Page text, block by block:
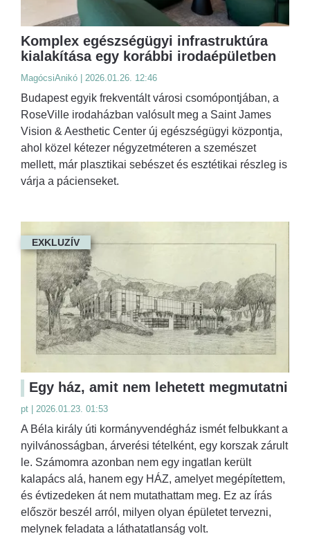
Komplex egészségügyi infrastruktúra
kialakítása egy korábbi irodaépületben
MagócsiAnikó | 2026.01.26. 12:46
Budapest egyik frekventált városi csomópontjában, a
RoseVille irodaházban valósult meg a Saint James
Vision & Aesthetic Center új egészségügyi központja,
ahol közel kétezer négyzetméteren a szemészet
mellett, már plasztikai sebészet és esztétikai részleg is
várja a pácienseket.
EXKLUZÍV
Egy ház, amit nem lehetett megmutatni
pt | 2026.01.23. 01:53
A Béla király úti kormányvendégház ismét felbukkant a
nyilvánosságban, árverési tételként, egy korszak zárult
le. Számomra azonban nem egy ingatlan került
kalapács alá, hanem egy HÁZ, amelyet megépítettem,
és évtizedeken át nem mutathattam meg. Ez az írás
először beszél arról, milyen olyan épületet tervezni,
melynek feladata a láthatatlanság volt.